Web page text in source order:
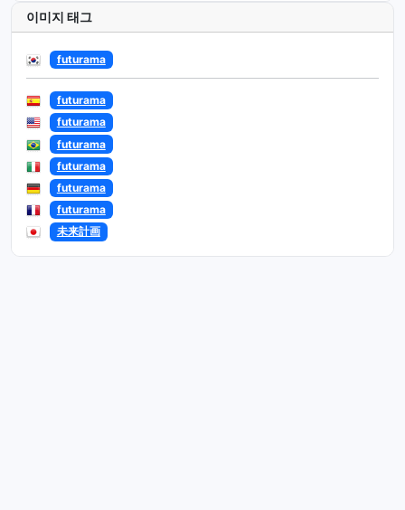
이미지 태그
futurama
futurama
futurama
futurama
futurama
futurama
futurama
未来計画